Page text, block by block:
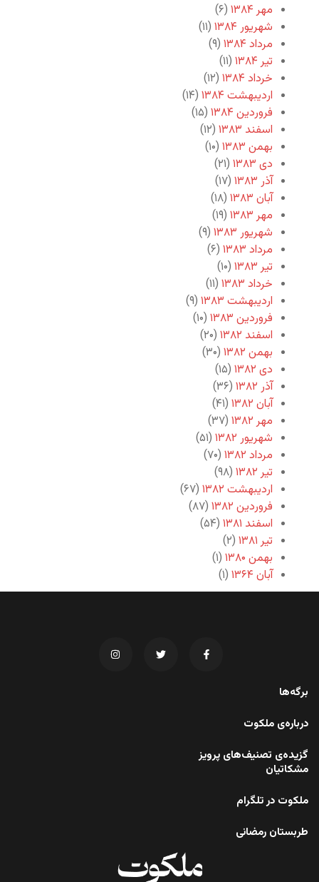
مهر ۱۳۸۴
(۶)
شهریور ۱۳۸۴
(۱۱)
مرداد ۱۳۸۴
(۹)
تیر ۱۳۸۴
(۱۱)
خرداد ۱۳۸۴
(۱۲)
اردیبهشت ۱۳۸۴
(۱۴)
فروردین ۱۳۸۴
(۱۵)
اسفند ۱۳۸۳
(۱۲)
بهمن ۱۳۸۳
(۱۰)
دی ۱۳۸۳
(۲۱)
آذر ۱۳۸۳
(۱۷)
آبان ۱۳۸۳
(۱۸)
مهر ۱۳۸۳
(۱۹)
شهریور ۱۳۸۳
(۹)
مرداد ۱۳۸۳
(۶)
تیر ۱۳۸۳
(۱۰)
خرداد ۱۳۸۳
(۱۱)
اردیبهشت ۱۳۸۳
(۹)
فروردین ۱۳۸۳
(۱۰)
اسفند ۱۳۸۲
(۲۰)
بهمن ۱۳۸۲
(۳۰)
دی ۱۳۸۲
(۱۵)
آذر ۱۳۸۲
(۳۶)
آبان ۱۳۸۲
(۴۱)
مهر ۱۳۸۲
(۳۷)
شهریور ۱۳۸۲
(۵۱)
مرداد ۱۳۸۲
(۷۰)
تیر ۱۳۸۲
(۹۸)
اردیبهشت ۱۳۸۲
(۶۷)
فروردین ۱۳۸۲
(۸۷)
اسفند ۱۳۸۱
(۵۴)
تیر ۱۳۸۱
(۲)
بهمن ۱۳۸۰
(۱)
آبان ۱۳۶۴
(۱)
برگه‌ها
درباره‌ی ملکوت
گزیده‌ی تصنیف‌های پرویز
مشکاتیان
ملکوت در تلگرام
طربستان رمضانی